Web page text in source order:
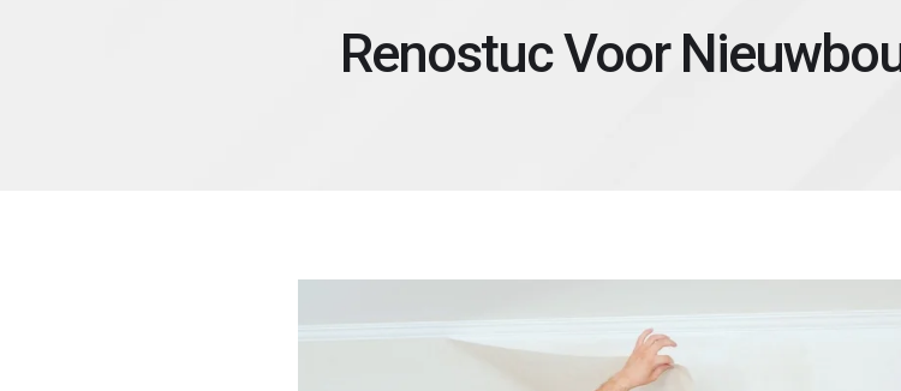
Renostuc Voor